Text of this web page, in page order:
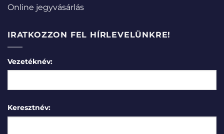
Online jegyvásárlás
IRATKOZZON FEL HÍRLEVELÜNKRE!
Vezetéknév:
Keresztnév: